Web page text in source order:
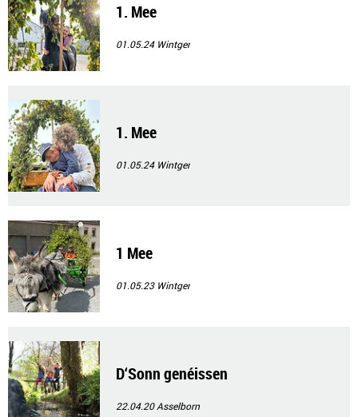
1. Mee
01.05.24 Wintger
1. Mee
01.05.24 Wintger
1 Mee
01.05.23 Wintger
D‘Sonn genéissen
22.04.20Asselborn